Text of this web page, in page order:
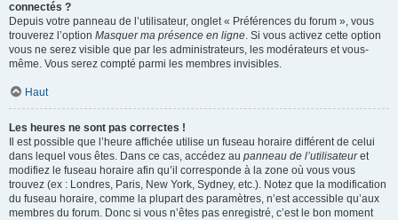
connectés ?
Depuis votre panneau de l’utilisateur, onglet « Préférences du forum », vous
trouverez l’option Masquer ma présence en ligne. Si vous activez cette option
vous ne serez visible que par les administrateurs, les modérateurs et vous-
même. Vous serez compté parmi les membres invisibles.
Haut
Les heures ne sont pas correctes !
Il est possible que l’heure affichée utilise un fuseau horaire différent de celui
dans lequel vous êtes. Dans ce cas, accédez au panneau de l’utilisateuret
modifiez le fuseau horaire afin qu’il corresponde à la zone où vous vous
trouvez (ex : Londres, Paris, New York, Sydney, etc.). Notez que la modification
du fuseau horaire, comme la plupart des paramètres, n’est accessible qu’aux
membres du forum. Donc si vous n’êtes pas enregistré, c’est le bon moment